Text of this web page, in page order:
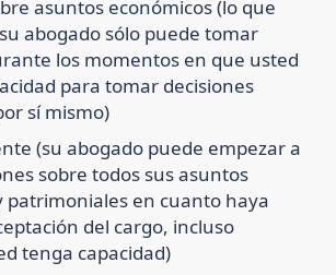
asuntos económicos (lo que
abogado sólo puede tomar
los momentos en que usted
para tomar decisiones
sí mismo)
(su abogado puede empezar a
sobre todos sus asuntos
patrimoniales en cuanto haya
del cargo, incluso
tenga capacidad)